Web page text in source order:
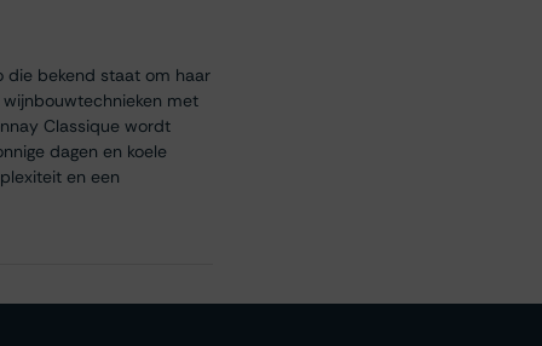
die bekend staat om haar
met
Classique wordt
dagen en koele
en een